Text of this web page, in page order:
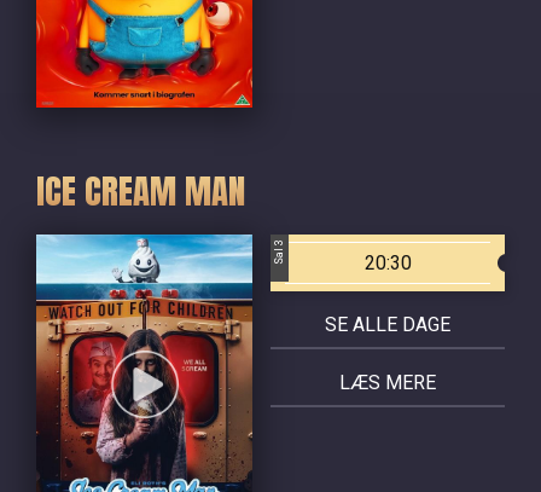
ICE CREAM MAN
Sal 3 20:30
SE ALLE DAGE
LÆS MERE